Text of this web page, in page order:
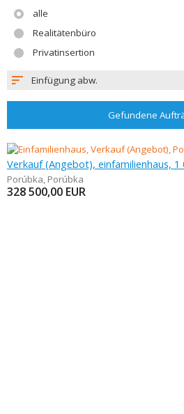
alle
Realitätenbüro
Privatinsertion
Einfügung abw.
Gefundene
Verkauf (Angebot), einfamilienhaus, 1
Porúbka, Porúbka
328 500,00 EUR